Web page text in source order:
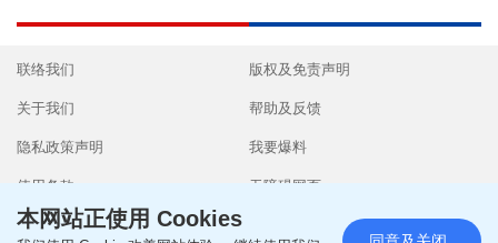
联络我们
关于我们
隐私政策声明
使用条款
版权及免责声明
帮助及反馈
我要爆料
无障碍网页
本网站正使用 Cookies